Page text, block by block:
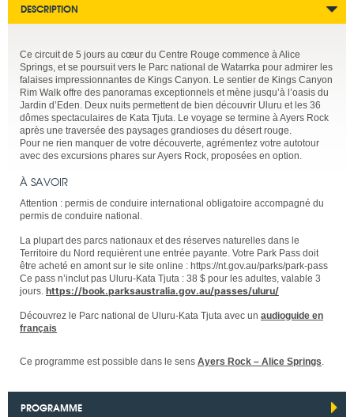
DESCRIPTION
Ce circuit de 5 jours au cœur du Centre Rouge commence à Alice
Springs, et se poursuit vers le Parc national de Watarrka pour admirer les
falaises impressionnantes de Kings Canyon. Le sentier de Kings Canyon
Rim Walk offre des panoramas exceptionnels et mène jusqu’à l’oasis du
Jardin d’Eden. Deux nuits permettent de bien découvrir Uluru et les 36
dômes spectaculaires de Kata Tjuta. Le voyage se termine à Ayers Rock
après une traversée des paysages grandioses du désert rouge.
Pour ne rien manquer de votre découverte, agrémentez votre autotour
avec des excursions phares sur Ayers Rock, proposées en option.
À SAVOIR
Attention : permis de conduire international obligatoire accompagné du
permis de conduire national.
La plupart des parcs nationaux et des réserves naturelles dans le
Territoire du Nord requièrent une entrée payante. Votre Park Pass doit
être acheté en amont sur le site online : https://nt.gov.au/parks/park-pass
Ce pass n’inclut pas Uluru-Kata Tjuta : 38 $ pour les adultes, valable 3
jours. https://book.parksaustralia.gov.au/passes/uluru/
Découvrez le Parc national de Uluru-Kata Tjuta avec un audioguide en
français
Ce programme est possible dans le sens Ayers Rock – Alice Springs.
PROGRAMME